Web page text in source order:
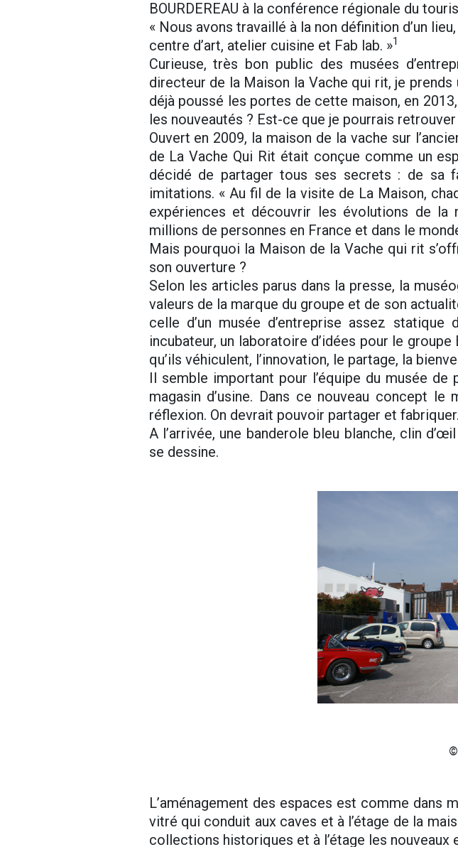
BOURDEREAU à la conférence régionale du
« Nous avons travaillé à la non définition d’un
centre d’art, atelier cuisine et Fab lab. »1
Curieuse, très bon public des musées
directeur de la Maison la Vache qui rit, je
déjà poussé les portes de cette maison, en
les nouveautés ? Est-ce que je pourrais
Ouvert en 2009, la maison de la vache sur
de La Vache Qui Rit était conçue comme un
décidé de partager tous ses secrets : de sa
imitations. « Au fil de la visite de La Maison,
expériences et découvrir les évolutions de la
millions de personnes en France et dans le
Mais pourquoi la Maison de la Vache qui rit
son ouverture ?
Selon les articles parus dans la presse, la
valeurs de la marque du groupe et de son
celle d’un musée d’entreprise assez
incubateur, un laboratoire d’idées pour le
qu’ils véhiculent, l’innovation, le partage, la
Il semble important pour l’équipe du musée
magasin d’usine. Dans ce nouveau concept
réflexion. On devrait pouvoir partager et fabriquer.
A l’arrivée, une banderole bleu blanche, clin
se dessine.
©
L’aménagement des espaces est comme dans
vitré qui conduit aux caves et à l’étage de la
collections historiques et à l’étage les nouveaux